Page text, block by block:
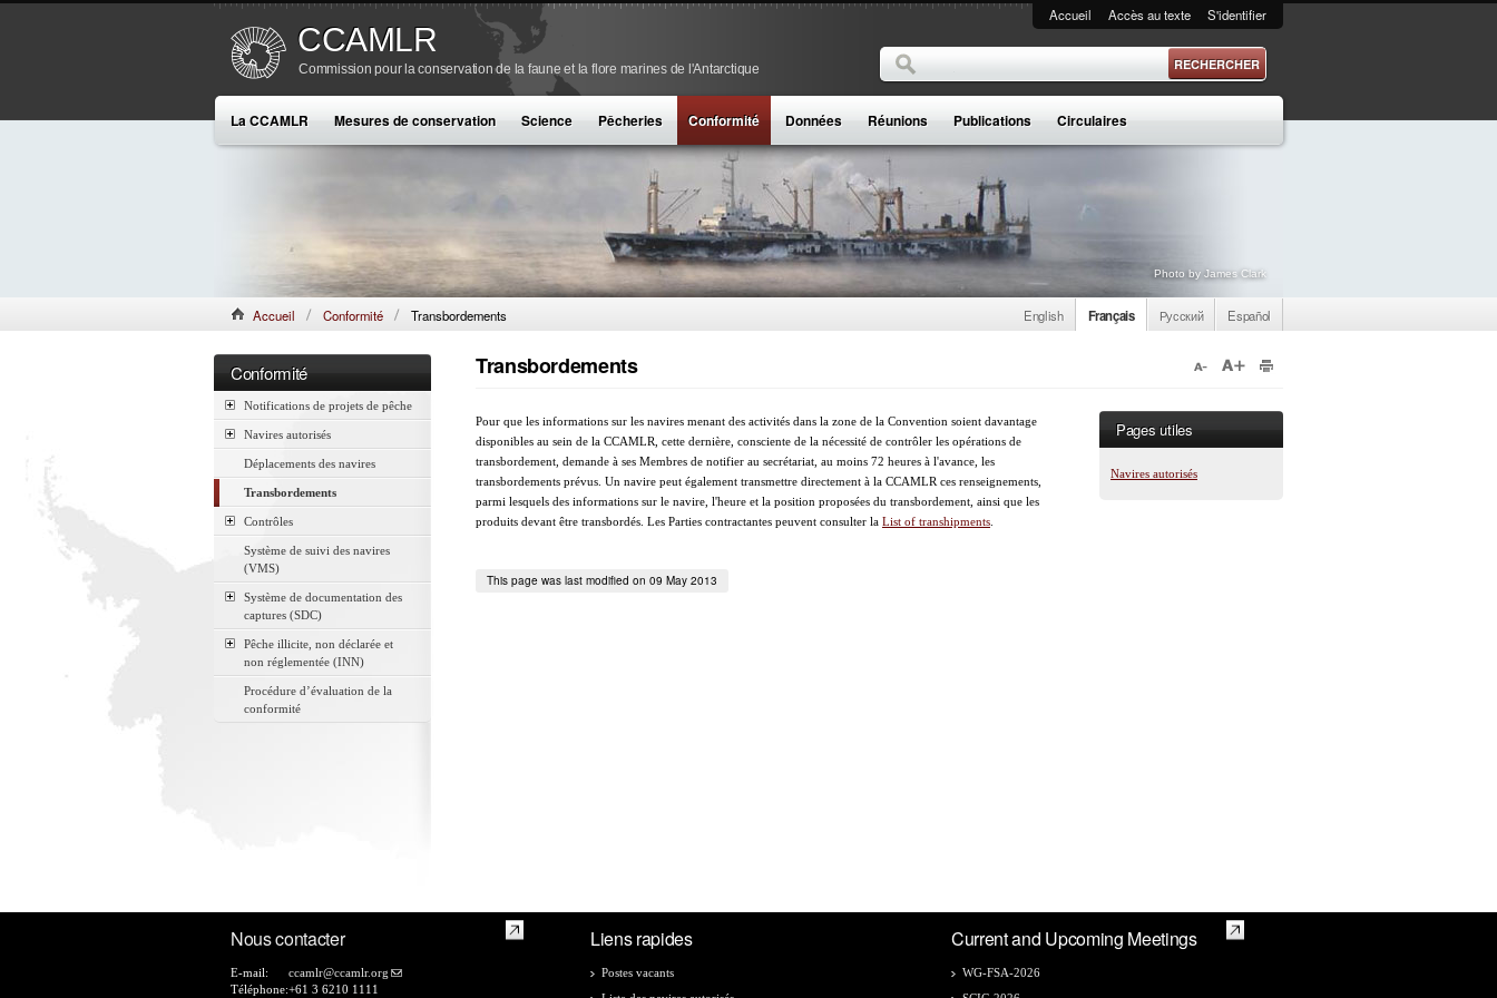
CCAMLR
Commission pour la conservation de la faune et la flore marines de l'Antarctique
Accueil Accès au texte S'identifier
Formulaire de recherche
Rechercher
La CCAMLR Mesures de conservation Science Pêcheries Conformité Données Réunions Publications Circulaires
Photo by James Clark
English Français Русский Español
Accueil Conformité Transbordements
Conformité
Notifications de projets de pêche
Navires autorisés
Déplacements des navires
Transbordements
Contrôles
Système de suivi des navires
(VMS)
Système de documentation des
captures (SDC)
Pêche illicite, non déclarée et
non réglementée (INN)
Procédure d’évaluation de la
conformité
Transbordements
Pages utiles
Navires autorisés
Pour que les informations sur les navires menant des activités dans la zone de la Convention soient davantage
disponibles au sein de la CCAMLR, cette dernière, consciente de la nécessité de contrôler les opérations de
transbordement, demande à ses Membres de notifier au secrétariat, au moins 72 heures à l'avance, les
transbordements prévus. Un navire peut également transmettre directement à la CCAMLR ces renseignements,
parmi lesquels des informations sur le navire, l'heure et la position proposées du transbordement, ainsi que les
produits devant être transbordés. Les Parties contractantes peuvent consulter la List of transhipments
This page was last modified on 09 May 2013
Nous contacter
E-mail:
ccamlr@ccamlr.org
Téléphone:+61 3 6210 1111
Liens rapides
Postes vacants
Current and Upcoming Meetings
WG-FSA-2026